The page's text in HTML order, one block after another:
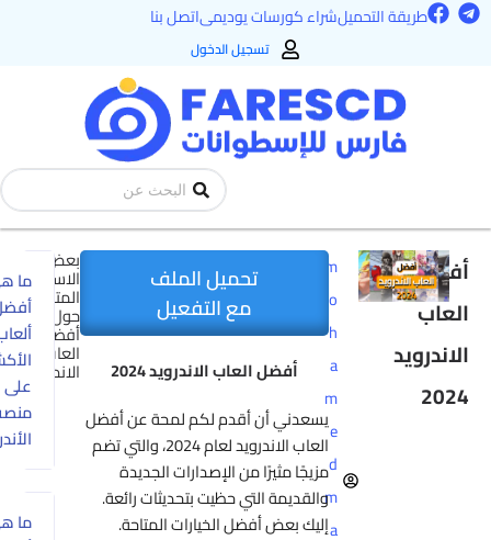
طريقة التحميلشراء كورسات يوديمىاتصل بنا F
a تسجيل الدخول
m
o
تحميل الملف
مع التفعيل
أفضل العاب الاندرويد 2024
يسعدني أن أقدم لكم لمحة عن أفضل
العاب الاندرويد لعام 2024، والتي تضم
مزيجًا مثيرًا من الإصدارات الجديدة
والقديمة التي حظيت بتحديثات رائعة.
إليك بعض أفضل الخيارات المتاحة.
بعض
المتداولة
أفضل
الاندرويد
ما هي
أفضل
ألعاب
الأكشن
على
الأندرويد؟